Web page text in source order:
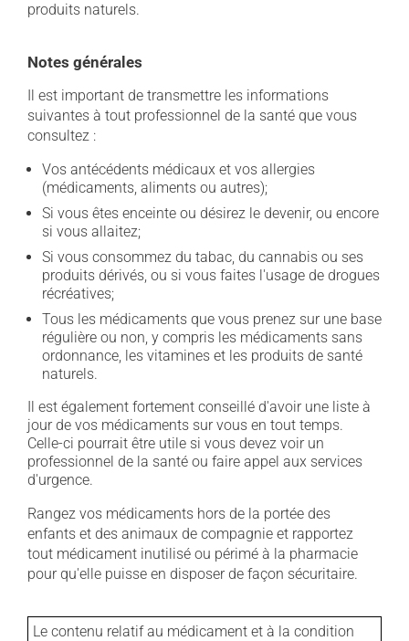
produits naturels.
Notes générales
Il est important de transmettre les informations
suivantes à tout professionnel de la santé que vous
consultez :
Vos antécédents médicaux et vos allergies
(médicaments, aliments ou autres);
Si vous êtes enceinte ou désirez le devenir, ou encore
si vous allaitez;
Si vous consommez du tabac, du cannabis ou ses
produits dérivés, ou si vous faites l'usage de drogues
récréatives;
Tous les médicaments que vous prenez sur une base
régulière ou non, y compris les médicaments sans
ordonnance, les vitamines et les produits de santé
naturels.
Il est également fortement conseillé d'avoir une liste à
jour de vos médicaments sur vous en tout temps.
Celle-ci pourrait être utile si vous devez voir un
professionnel de la santé ou faire appel aux services
d'urgence.
Rangez vos médicaments hors de la portée des
enfants et des animaux de compagnie et rapportez
tout médicament inutilisé ou périmé à la pharmacie
pour qu'elle puisse en disposer de façon sécuritaire.
Le contenu relatif au médicament et à la condition